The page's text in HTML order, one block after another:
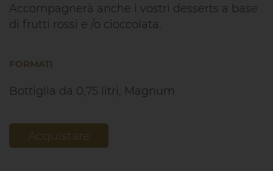
Accompagnerà anche i vostri desserts a base
di frutti rossi e /o cioccolata.
FORMATI
Bottiglia da 0,75 litri, Magnum
Acquistare